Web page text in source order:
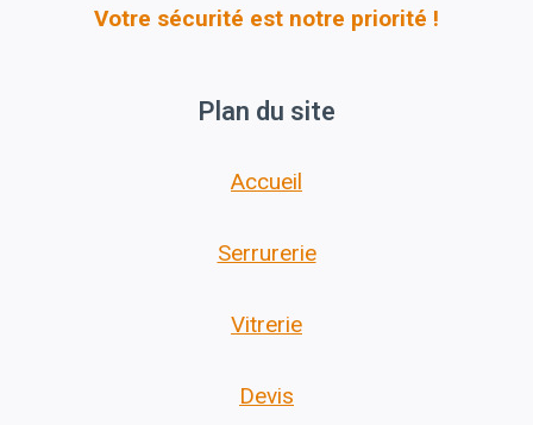
Votre sécurité est notre priorité !
Plan du site
Accueil
Serrurerie
Vitrerie
Devis